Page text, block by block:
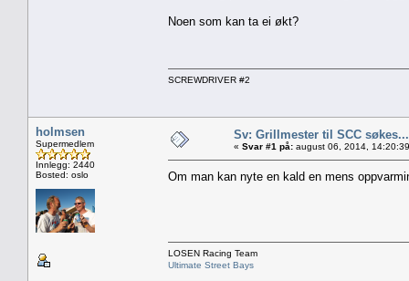
Noen som kan ta ei økt?
SCREWDRIVER #2
holmsen
Supermedlem
Innlegg: 2440
Bosted: oslo
Sv: Grillmester til SCC søkes...
« Svar #1 på: august 06, 2014,
Om man kan nyte en kald en mens
LOSEN Racing Team
Ultimate Street Bays